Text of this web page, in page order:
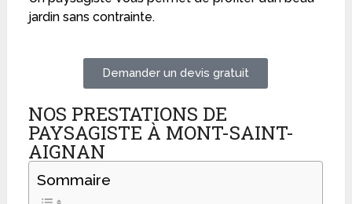
jardin sans contrainte.
Demander un devis gratuit
NOS PRESTATIONS DE
PAYSAGISTE À MONT-SAINT-
AIGNAN
Sommaire